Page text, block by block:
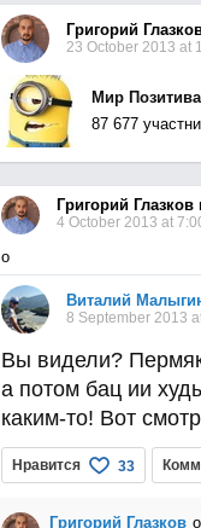
Григорий
23 October 2013 at
Мир
87 677
Григорий Глазков
4 October 2013 at
o
Виталий
8 September 2013
Вы видели?
а потом бац ии
каким-то! Вот
Нравится 33
Григорий Глазков o